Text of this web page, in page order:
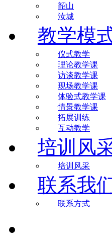
韶山
汝城
教学模
仪式教学
理论教学课
访谈教学课
现场教学课
体验式教学课
情景教学课
拓展训练
互动教学
培训风
培训风采
联系我
联系方式